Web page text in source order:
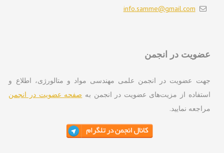
info.samme@gmail.com
در انجمن
عضویت در انجمن علمی مهندسی مواد و متالورژی، اطلاع و
از مزیت‌های عضویت در انجمن بهصفحه عضویت در انجمن
نمایید.